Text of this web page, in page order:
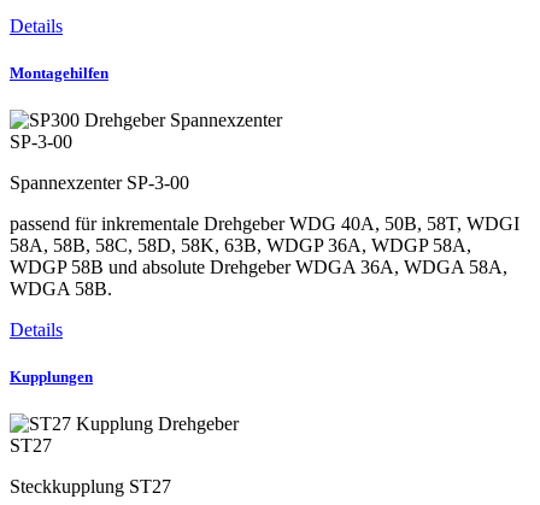
Details
Montagehilfen
SP-3-00
Spannexzenter SP-3-00
passend für inkrementale Drehgeber WDG 40A, 50B, 58T, WDGI
58A, 58B, 58C, 58D, 58K, 63B, WDGP 36A, WDGP 58A,
WDGP 58B und absolute Drehgeber WDGA 36A, WDGA 58A,
WDGA 58B.
Details
Kupplungen
ST27
Steckkupplung ST27